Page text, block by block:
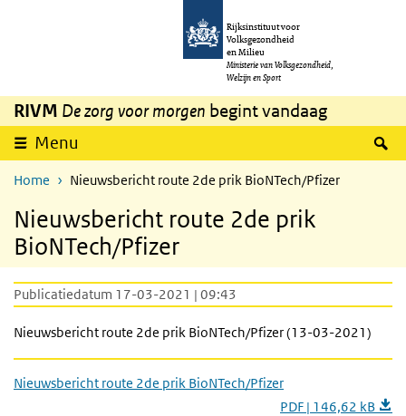
Overslaan en naar de inhoud gaan
Rijksinstituut voor
Volksgezondheid
en Milieu
Ministerie van Volksgezondheid,
Welzijn en Sport
RIVM De zorg voor morgen begint vandaag
Menu
Home Nieuwsbericht route 2de prik BioNTech/Pfizer
Nieuwsbericht route 2de prik
BioNTech/Pfizer
Publicatiedatum 17-03-2021 | 09:43
Nieuwsbericht route 2de prik BioNTech/Pfizer (13-03-2021)
Nieuwsbericht route 2de prik BioNTech/Pfizer
PDF | 146,62 kB